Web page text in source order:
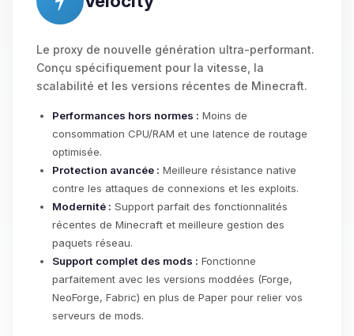
Le proxy de nouvelle génération ultra-performant.
Conçu spécifiquement pour la vitesse, la
scalabilité et les versions récentes de Minecraft.
Performances hors normes : Moins de
consommation CPU/RAM et une latence de routage
optimisée.
Protection avancée : Meilleure résistance native
contre les attaques de connexions et les exploits.
Modernité : Support parfait des fonctionnalités
récentes de Minecraft et meilleure gestion des
paquets réseau.
Support complet des mods : Fonctionne
parfaitement avec les versions moddées (Forge,
NeoForge, Fabric) en plus de Paper pour relier vos
serveurs de mods.